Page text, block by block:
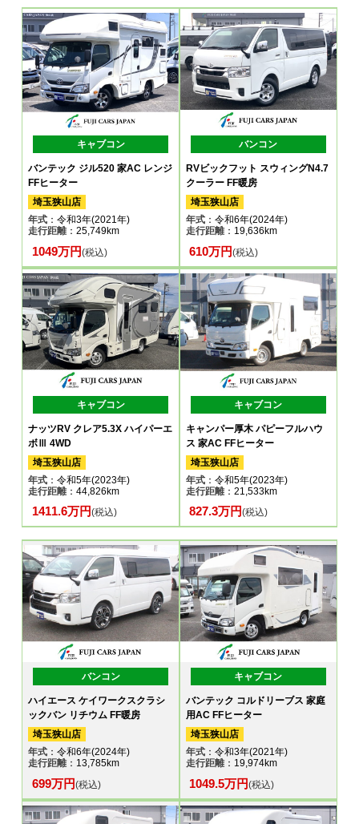
キャブコン
バンテック ジル520 家AC レンジ
FFヒーター
埼玉狭山店
年式 ：令和3年(2021年)
走行距離：25,749km
1049万円(税込)
バンコン
RVビックフット スウィングN4.7
クーラー FF暖房
埼玉狭山店
年式：令和6年(2024年)
走行距離：19,636km
610万円(税込)
キャブコン
ナッツRV クレア5.3X ハイパーエ
ボⅢ 4WD
埼玉狭山店
年式 ：令和5年(2023年)
走行距離：44,826km
1411.6万円(税込)
キャブコン
キャンパー厚木 パピーフルハウ
ス 家AC FFヒーター
埼玉狭山店
年式：令和5年(2023年)
走行距離：21,533km
827.3万円(税込)
バンコン
ハイエース ケイワークスクラシ
ックバン リチウム FF暖房
埼玉狭山店
年式 ：令和6年(2024年)
走行距離：13,785km
699万円(税込)
キャブコン
バンテック コルドリーブス 家庭
用AC FFヒーター
埼玉狭山店
年式：令和3年(2021年)
走行距離：19,974km
1049.5万円(税込)